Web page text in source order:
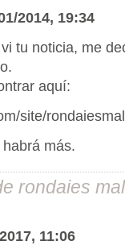
2014, 19:34
tu noticia, me
aquí:
site/
más.
rondaies
11:06